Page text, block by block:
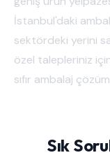
İstanbul'daki
sektördeki yerini
özel talepleriniz
sıfır ambalaj
Sık